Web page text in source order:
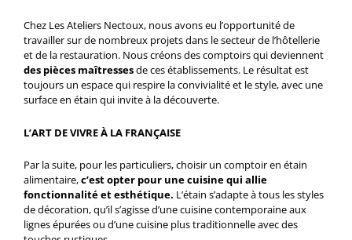
Chez Les Ateliers Nectoux, nous avons eu l’opportunité de
travailler sur de nombreux projets dans le secteur de l’hôtellerie
et de la restauration. Nous créons des comptoirs qui deviennent
des pièces maîtressesde ces établissements. Le résultat est
toujours un espace qui respire la convivialité et le style, avec une
surface en étain qui invite à la découverte.
L’ART DE VIVRE À LA FRANÇAISE
Par la suite, pour les particuliers, choisir un comptoir en étain
alimentaire,c’est opter pour une cuisine qui allie
fonctionnalité et esthétique. L’étain s’adapte à tous les styles
de décoration, qu’il s’agisse d’une cuisine contemporaine aux
lignes épurées ou d’une cuisine plus traditionnelle avec des